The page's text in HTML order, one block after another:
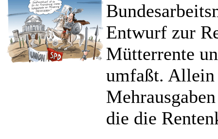
Entwurf zur
Mütterrente
umfaßt. Allein
die die